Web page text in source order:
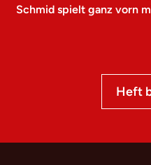
Schmid spielt ganz vorn
Heft